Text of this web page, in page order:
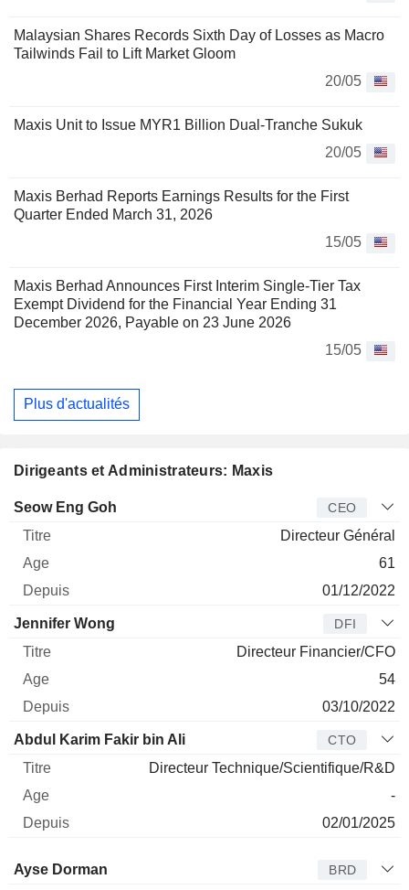
Malaysian Shares Records Sixth Day of Losses as Macro
Tailwinds Fail to Lift Market Gloom
20/05
Maxis Unit to Issue MYR1 Billion Dual-Tranche Sukuk
20/05
Maxis Berhad Reports Earnings Results for the First
Quarter Ended March 31, 2026
15/05
Maxis Berhad Announces First Interim Single-Tier Tax
Exempt Dividend for the Financial Year Ending 31
December 2026, Payable on 23 June 2026
15/05
Plus d'actualités
Dirigeants et Administrateurs: Maxis
Dirigeant Titre
Seow Eng Goh CEO
Directeur Général
61
01/12/2022
Jennifer Wong DFI
Directeur Financier/CFO
54
03/10/2022
Abdul Karim Fakir bin Ali CTO
Directeur Technique/Scientifique/R&D
-
02/01/2025
Administrateur
Ayse Dorman BRD